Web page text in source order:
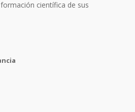
científica de sus